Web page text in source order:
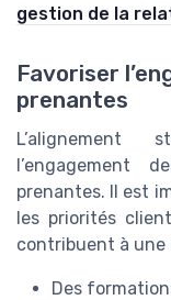
gestion de la
Favoriser
prenantes
L’alignement
l’engagement
prenantes. Il est
les priorités
contribuent à une
Des